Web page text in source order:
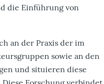
die Einführung von
an der Praxis der im
sowie an den
und situieren diese